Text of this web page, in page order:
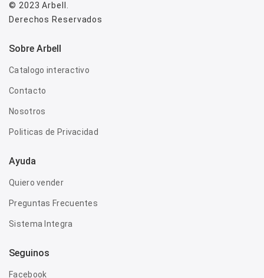
© 2023Arbell
Derechos Reservados
Sobre Arbell
Catalogo interactivo
Contacto
Nosotros
Politicas de Privacidad
Ayuda
Quiero vender
Preguntas Frecuentes
Sistema Integra
Seguinos
Facebook